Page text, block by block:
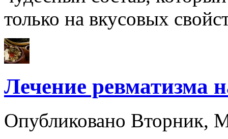
только на вкусовых
Лечение ревматизма
Опубликовано Вторник,